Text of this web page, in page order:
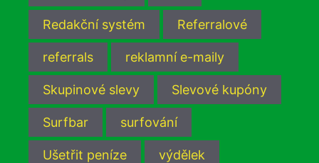
Redakční systém Referralové
referrals reklamní e-maily
Skupinové slevy Slevové kupóny
Surfbar surfování
Ušetřit peníze výdělek